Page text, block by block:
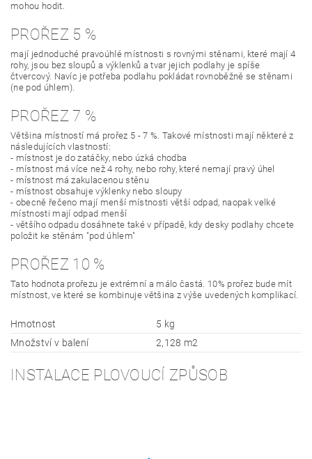
mohou hodit.
PROŘEZ 5 %
mají jednoduché pravoúhlé místnosti s rovnými stěnami, které mají 4
rohy, jsou bez sloupů a výklenků a tvar jejich podlahy je spíše
čtvercový. Navíc je potřeba podlahu pokládat rovnoběžně se stěnami
(ne pod úhlem).
PROŘEZ 7 %
Většina místností má prořez 5 - 7 %. Takové místnosti mají některé z
následujících vlastností:
- místnost je do zatáčky, nebo úzká chodba
- místnost má více než 4 rohy, nebo rohy, které nemají pravý úhel
- místnost má zakulacenou stěnu
- místnost obsahuje výklenky nebo sloupy
- obecně řečeno mají menší místnosti větší odpad, naopak velké
místnosti mají odpad menší
- většího odpadu dosáhnete také v případě, kdy desky podlahy chcete
položit ke stěnám "pod úhlem"
PROŘEZ 10 %
Tato hodnota prořezu je extrémní a málo častá. 10% prořez bude mít
místnost, ve které se kombinuje většina z výše uvedených komplikací.
Hmotnost
5 kg
Množství v balení
2,128 m2
INSTALACE PLOVOUCÍ ZPŮSOB